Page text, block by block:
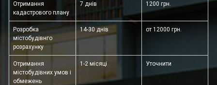
Отримання
кадастрового плану
7 днів 1200 грн.
Розробка
містобудівнго
розрахунку
14-30 днів от 12000 грн.
Отримання
містобудівних умов і
обмежень
1-2 місяці Уточнити